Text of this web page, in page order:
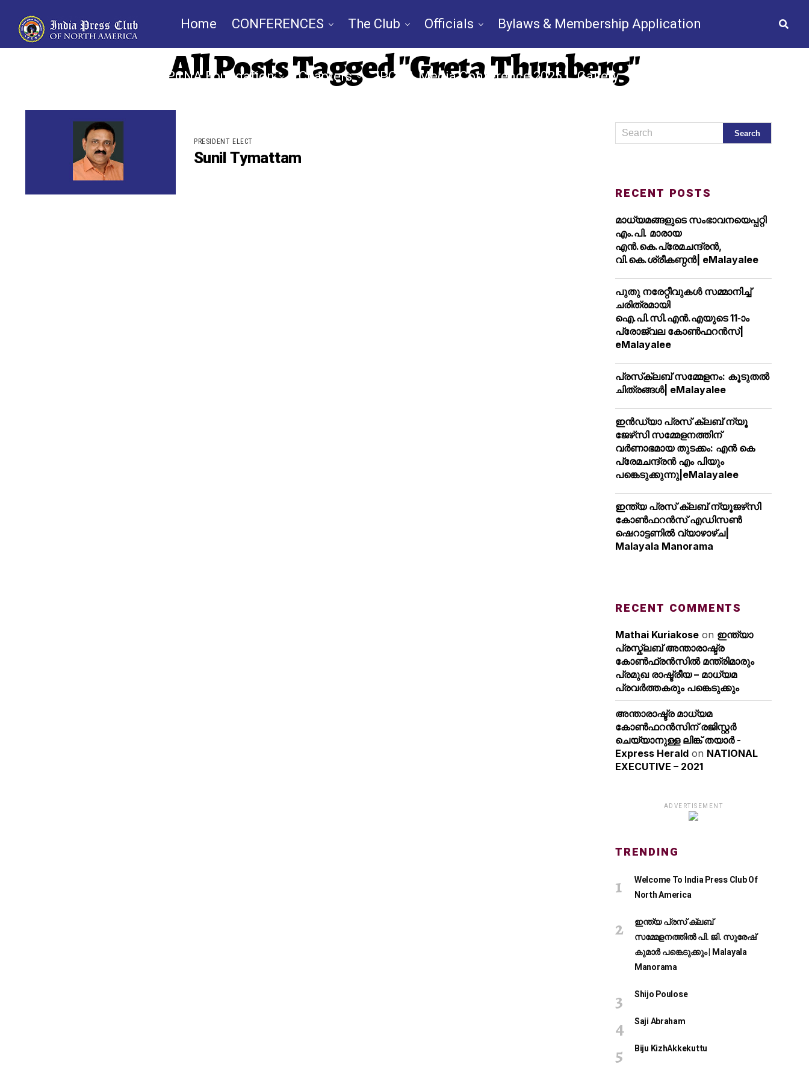
Home CONFERENCES The Club Officials Bylaws & Membership Application
IPCNA Foundation Chapters IPCNA Media Conference 2025 Gallery
All Posts Tagged "Greta Thunberg"
PRESIDENT ELECT
Sunil Tymattam
RECENT POSTS
മാധ്യമങ്ങളുടെ സംഭാവനയെപ്പറ്റി
എം.പി. മാരായ
എന്‍.കെ.പ്രേമചന്ദ്രന്‍,
വി.കെ.ശ്രീകണ്ഠന്‍| eMalayalee
പുതു നരേറ്റീവുകള്‍ സമ്മാനിച്ച്
ചരിത്രമായി
ഐ.പി.സി.എന്‍.എയുടെ 11-ാം
പ്രോജ്വല കോണ്‍ഫറന്‍സ്|
eMalayalee
പ്രസ്‌ക്ലബ് സമ്മേളനം: കൂടുതല്‍
ചിത്രങ്ങള്‍| eMalayalee
ഇൻഡ്യാ പ്രസ് ക്ലബ് ന്യൂ
ജേഴ്‌സി സമ്മേളനത്തിന്
വർണാഭമായ തുടക്കം: എൻ കെ
പ്രേമചന്ദ്രൻ എം പിയും
പങ്കെടുക്കുന്നു|eMalayalee
ഇന്ത്യ പ്രസ് ക്ലബ് ന്യൂജഴ്‌സി
കോണ്‍ഫറന്‍സ് എഡിസൺ
ഷെറാട്ടണിൽ വ്യാഴാഴ്ച|
Malayala Manorama
RECENT COMMENTS
Mathai Kuriakose on ഇന്ത്യാ
പ്രസ്ക്ലബ് അന്താരാഷ്ട്ര
കോൺഫ്രൻസിൽ മന്ത്രിമാരും
പ്രമുഖ രാഷ്ട്രീയ – മാധ്യമ
പ്രവർത്തകരും പങ്കെടുക്കും
അന്താരാഷ്ട്ര മാധ്യമ
കോണ്‍ഫറന്‍സിന് രജിസ്റ്റര്‍
ചെയ്യാനുള്ള ലിങ്ക് തയാര്‍ -
Express Herald on NATIONAL
EXECUTIVE – 2021
ADVERTISEMENT
TRENDING
Welcome To India Press Club Of
North America
ഇന്ത്യ പ്രസ് ക്ലബ്
സമ്മേളനത്തിൽ പി. ജി. സുരേഷ്
കുമാർ പങ്കെടുക്കും | Malayala
Manorama
Shijo Poulose
Saji Abraham
Biju KizhAkkekuttu